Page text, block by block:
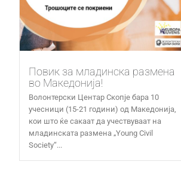
Повик за младинска размена
во Македонија!
Волонтерски Центар Скопје бара 10
учесници (15-21 години) од Македонија,
кои што ќе сакаат да учествуваат на
младинската размена „Young Civil
Society“...